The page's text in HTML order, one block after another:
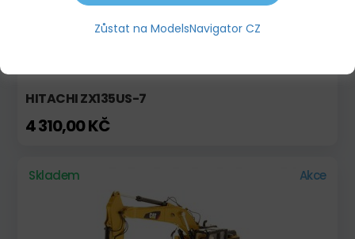
HITACHI ZX135US-7
4 310,00 KČ
Skladem Akce
Zůstat na ModelsNavigator CZ